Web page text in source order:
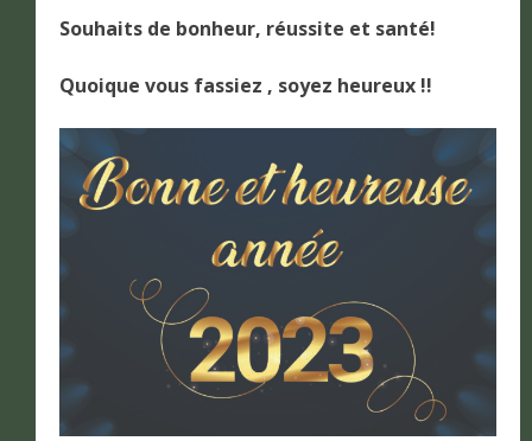
Souhaits de bonheur, réussite et santé!
Quoique vous fassiez , soyez heureux !!